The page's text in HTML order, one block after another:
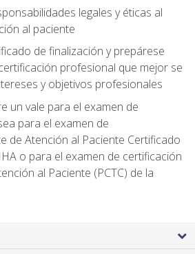
legales y éticas al
al paciente
de finalización y prepárese
profesional que mejor se
y objetivos profesionales
un vale para el examen de
para el examen de
de Atención al Paciente Certificado
o para el examen de certificación
al Paciente (PCTC) de la